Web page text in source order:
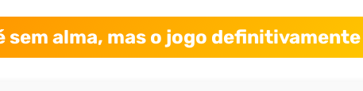
sem alma, mas o jogo definitivamente